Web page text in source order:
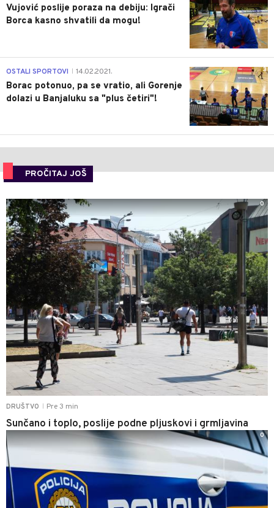
Vujović poslije poraza na debiju: Igrači
Borca kasno shvatili da mogu!
3
OSTALI SPORTOVI 14.02.2021.
Borac potonuo, pa se vratio, ali Gorenje
dolazi u Banjaluku sa "plus četiri"!
PROČITAJ JOŠ
DRUŠTVO Pre 3 min
Sunčano i toplo, poslije podne pljuskovi i grmljavina
0
0